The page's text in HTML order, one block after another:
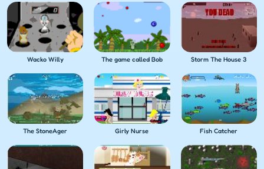
Wacko Willy The game called Bob Storm The House 3
The StoneAger Girly Nurse Fish Catcher